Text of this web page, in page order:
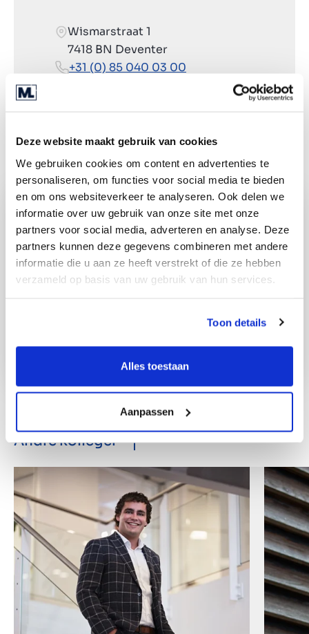
Deze website maakt gebruik van cookies
We gebruiken cookies om content en advertenties te
personaliseren, om functies voor social media te bieden
en om ons websiteverkeer te analyseren. Ook delen we
informatie over uw gebruik van onze site met onze
partners voor social media, adverteren en analyse. Deze
partners kunnen deze gegevens combineren met andere
informatie die u aan ze heeft verstrekt of die ze hebben
verzameld op basis van uw gebruik van hun services.
Toon details
Alles toestaan
Aanpassen
Wismarstraat 1
7418 BN Deventer
+31 (0) 85 040 03 00
Andre kolleger